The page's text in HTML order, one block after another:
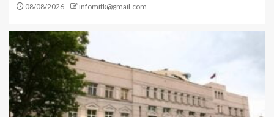
08/08/2026 infomitk@gmail.com